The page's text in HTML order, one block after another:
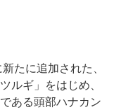
たに追加された、
ルギ」をはじめ、
ある頭部ハナカン